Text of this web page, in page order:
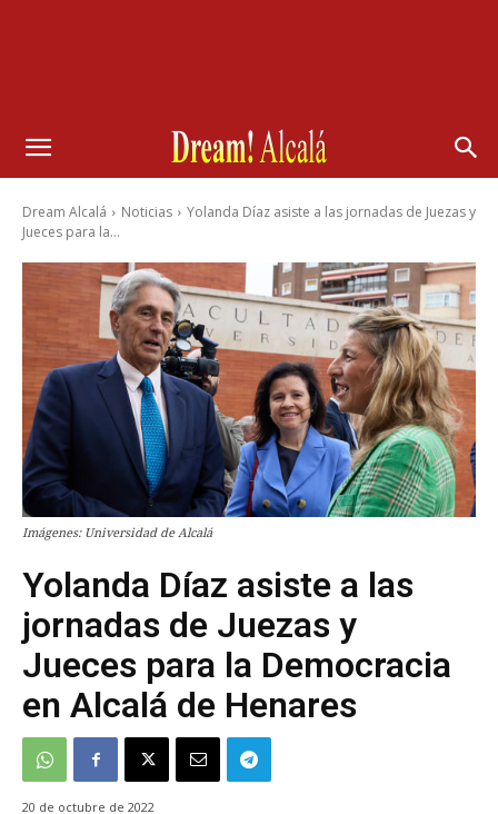
Dream Alcalá Noticias
Yolanda Díaz asiste a las jornadas de Juezas y
Jueces para la...
Imágenes: Universidad de Alcalá
Yolanda Díaz asiste a las
jornadas de Juezas y
Jueces para la Democracia
en Alcalá de Henares
20 de octubre de 2022